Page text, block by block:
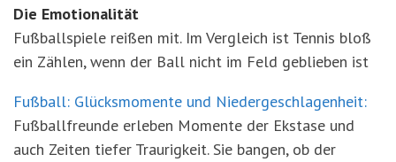
Die Emotionalität
Fußballspiele reißen mit. Im Vergleich ist Tennis bloß
ein Zählen, wenn der Ball nicht im Feld geblieben ist
Fußball: Glücksmomente und Niedergeschlagenheit:
Fußballfreunde erleben Momente der Ekstase und
auch Zeiten tiefer Traurigkeit. Sie bangen, ob der